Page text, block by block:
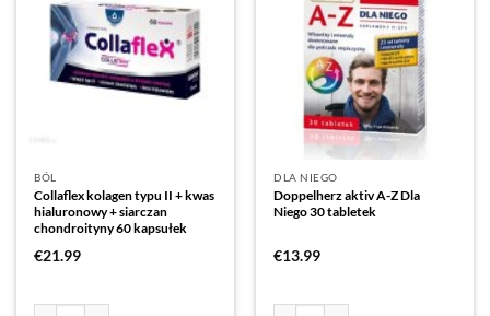
BÓL
Collaflex kolagen typu II + kwas
hialuronowy + siarczan
chondroityny 60 kapsułek
€21.99
DLA NIEGO
Doppelherz aktiv A-Z Dla
Niego 30 tabletek
€13.99